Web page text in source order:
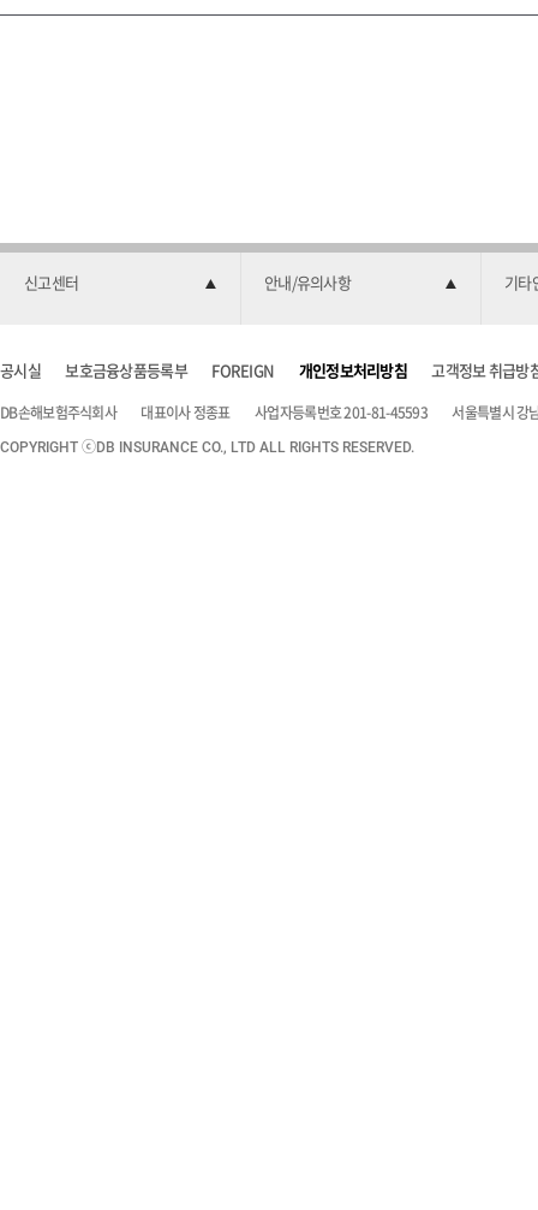
신고센터 안내/유의사항 기타
공시실 보호금융상품등록부 FOREIGN 개인정보처리방침 고객정보 취급방
DB손해보험주식회사 대표이사 정종표 사업자등록번호 201-81-45593 서울특별시 강
COPYRIGHT ⓒDB INSURANCE CO., LTD ALL RIGHTS RESERVED.